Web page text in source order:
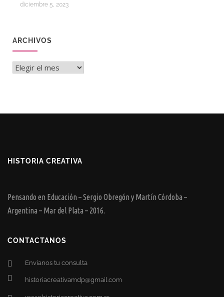
diciembre 5, 2023
ARCHIVOS
Archivos
HISTORIA CREATIVA
Pensando en Educación – Sergio Obregón y Martín Córdoba –
Argentina – Mar del Plata – 2016.
CONTACTANOS
Envianos tu consulta
historiacreativamdp@gmail.com